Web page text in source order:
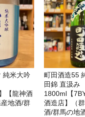
純米大吟
【龍神酒
地酒/群
町田酒造55
田錦 直汲み
1800ml【
酒造店】（
酒/群馬の地